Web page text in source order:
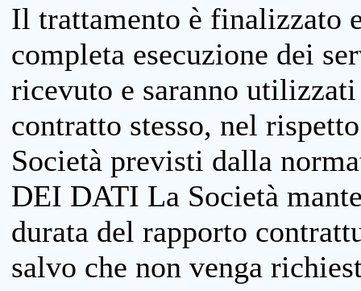
Il trattamento è finalizzato
completa esecuzione dei
ricevuto e saranno
contratto stesso, nel
Società previsti dalla
DEI DATI La Società
durata del rapporto
salvo che non venga